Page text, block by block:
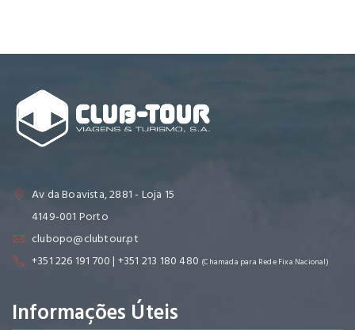
Av da Boavista, 2881 - Loja 15
4149-001 Porto
clubopo@clubtour.pt
+351 226 191 700 | +351 213 180 480 (Chamada para Rede Fixa Nacional)
Informações Úteis